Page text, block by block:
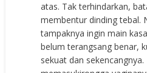
atas. Tak terhindarkan,
membentur dinding tebal.
tampaknya ingin main
belum terangsang benar,
sekuat dan